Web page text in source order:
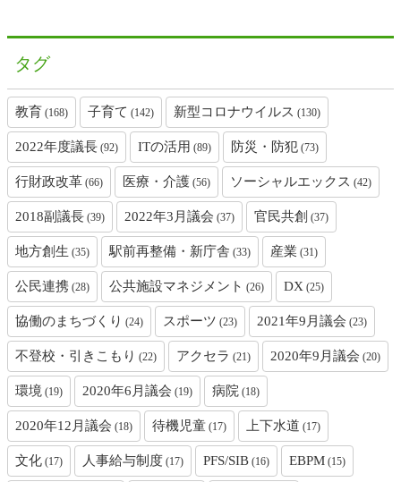
タグ
教育 (168) 子育て (142) 新型コロナウイルス (130)
2022年度議長 (92) ITの活用 (89) 防災・防犯 (73)
行財政改革 (66) 医療・介護 (56) ソーシャルエックス (42)
2018副議長 (39) 2022年3月議会 (37) 官民共創 (37)
地方創生 (35) 駅前再整備・新庁舎 (33) 産業 (31)
公民連携 (28) 公共施設マネジメント (26) DX (25)
協働のまちづくり (24) スポーツ (23) 2021年9月議会 (23)
不登校・引きこもり (22) アクセラ (21) 2020年9月議会 (20)
環境 (19) 2020年6月議会 (19) 病院 (18)
2020年12月議会 (18) 待機児童 (17) 上下水道 (17)
文化 (17) 人事給与制度 (17) PFS/SIB (16) EBPM (15)